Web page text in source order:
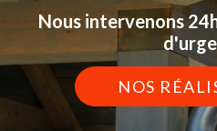
Nous intervenons
NOS